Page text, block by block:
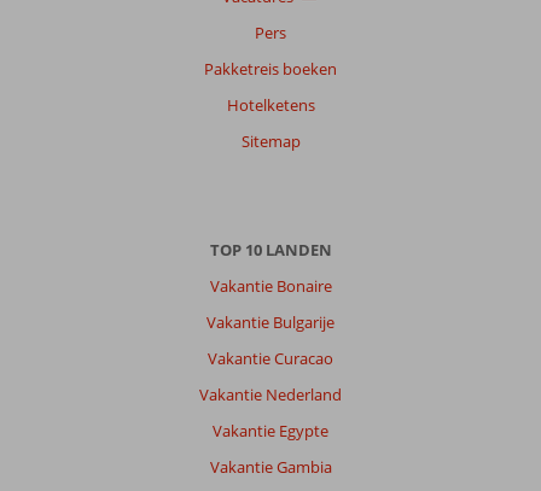
Pers
Pakketreis boeken
Hotelketens
Sitemap
TOP 10 LANDEN
Vakantie Bonaire
Vakantie Bulgarije
Vakantie Curacao
Vakantie Nederland
Vakantie Egypte
Vakantie Gambia